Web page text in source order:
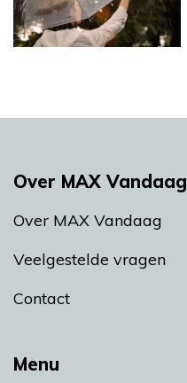
Menu
Over MAX Vandaag
Over MAX Vandaag
Veelgestelde vragen
Contact